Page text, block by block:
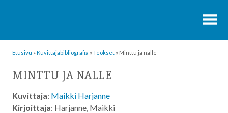
Etusivu »Kuvittaja­bibliografia »Teokset » Minttu ja nalle
MINTTU JA NALLE
Kuvittaja: Maikki Harjanne
Kirjoittaja: Harjanne, Maikki